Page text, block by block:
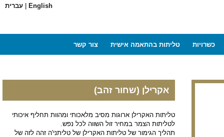
English עברית
כשרויות טליתות בהתאמה אישית צור קשר
אקרילן (שחור זהב)
טליתות האקרילן ארוגות מסיב מלאכותי ומהוות תחליף איכותי
לטליתות הצמר במחיר זול השווה לכל נפש.
תהליך הגימור של טליתות האקרילן של טליתני'ה זהה לזה של